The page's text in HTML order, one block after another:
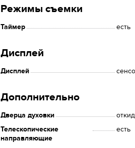
Режимы съемки
Таймер есть
Дисплей
Дисплей
Дополнительно
Дверца духовки
Телескопические
направляющие
есть